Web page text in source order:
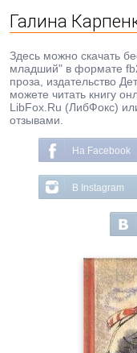
Галина
Здесь можно скачать
младший" в формате
проза, издательство
можете читать книгу
LibFox.Ru (ЛибФокс)
отзывами.
На Facebook
В Instagram